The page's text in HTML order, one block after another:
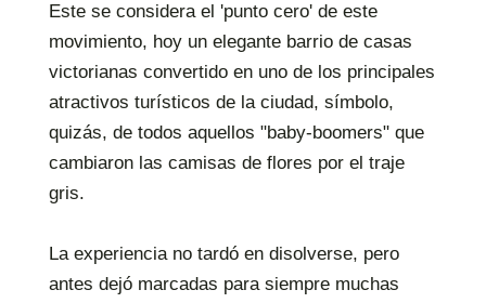
Este se considera el 'punto cero' de este
movimiento, hoy un elegante barrio de casas
victorianas convertido en uno de los principales
atractivos turísticos de la ciudad, símbolo,
quizás, de todos aquellos "baby-boomers" que
cambiaron las camisas de flores por el traje
gris.
La experiencia no tardó en disolverse, pero
antes dejó marcadas para siempre muchas